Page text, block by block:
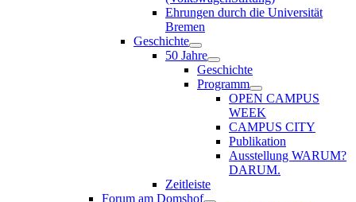
Ehrungen durch die Universität
Bremen
Geschichte
50 Jahre
Geschichte
Programm
OPEN CAMPUS
WEEK
CAMPUS CITY
Publikation
Ausstellung WARUM?
DARUM.
Zeitleiste
Forum am Domshof